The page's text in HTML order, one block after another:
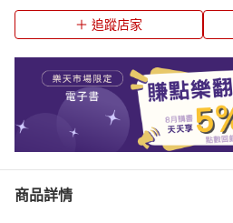
追蹤店家
商品詳情